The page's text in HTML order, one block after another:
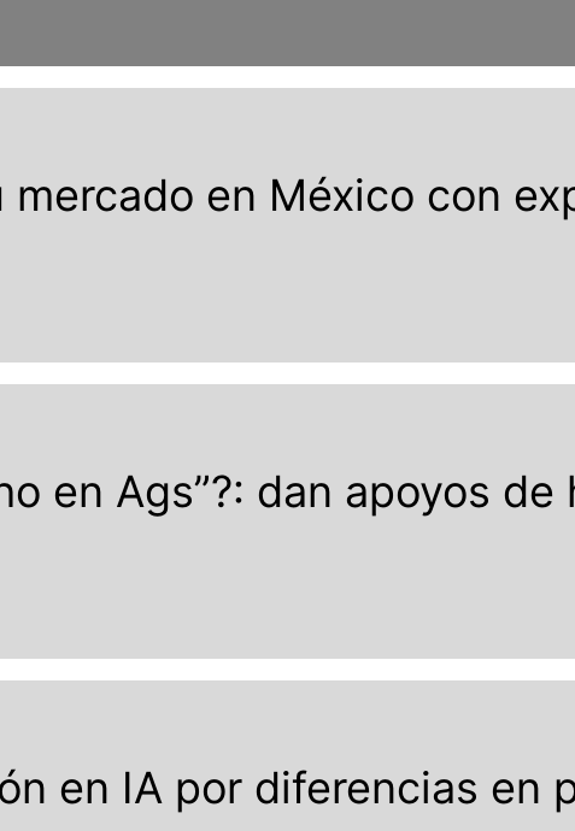
en México con
en Ags”?: dan apoyos de
en IA por diferencias en